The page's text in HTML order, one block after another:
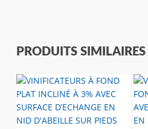
PRODUITS SIMILAIRES